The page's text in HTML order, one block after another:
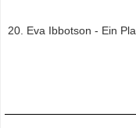
Eva Ibbotson - Ein